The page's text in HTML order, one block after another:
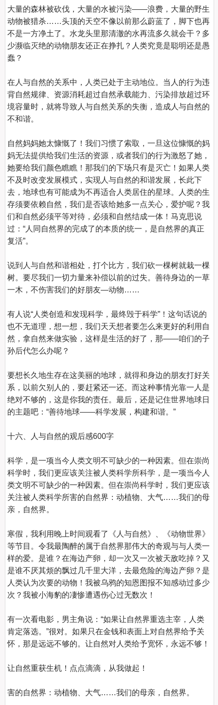
大量的森林被砍伐，大量的水被污染——浪费，大量的野生
动物被猎杀……头顶的天空不像以前那么蔚蓝了，脚下也再
不是一方净土了。水龙头里那清澈的水再流多久就会干？多
少濒临灭绝的动物朋友还正在挣扎？人类究竟是聪明还是愚
蠢？
在人与自然的关系中，人类已处于主动地位。当人的行为违
背自然规律、资源消耗超过自然承载能力、污染排放超过环
境容量时，就将导致人与自然关系的失衡，造成人与自然的
不和谐。
自然妈妈她太慷慨了！我们习惯了索取，一旦这位慷慨的妈
妈无法提供给我们生活的资源，或者我们的行为激怒了她，
她要给我们颜色瞧瞧！那我们的下场只有是灭亡！如果人类
不及时改变发展模式，实现人与自然的和谐发展，长此下
去，地球也有可能成为不再适合人类居住的星球。人类的生
存须要依赖自然，我们是否该给她多一点关心，爱护呢？我
们和自然必须平等对待，必须和自然结成一体！马克思说
过：“人同自然界的完成了的本质的统一，是自然界的真正
复活”。
说到人与自然和谐相处，打个比方，我们砍一棵树就栽一棵
树。要尽我们一切力量来补偿以前的过失。善待身边的一草
一木，不伤害我们的好朋友—动物……
有人说“人类创造和发现科学，最终毁于科学”！这句话说的
也不无道理，想一想，我们天天想者要怎么来更好的利用自
然，拿自然来做实验，这样是生活的好了，那——咱们的子
孙后代怎么办呢？
要想长久地生存在这美丽的地球，就得和身边的朋友打好关
系，以前欠别人的，要赶紧还一还。而这种事情光靠一人是
绝对不够的，这是你我的责任。最后，还是记住世界地球日
的主题吧：“善待地球——科学发展，构建和谐。”
十六、人与自然的观后感600字
科学，是一项当今人类文明不可缺少的一种因素。但在崇尚
科学时，我们更应该关注被人类科学所科学，是一项当今人
类文明不可缺少的一种因素。但在崇尚科学时，我们更应该
关注被人类科学所害的自然界：动植物、大气……我们的母
亲，自然界。
寒假，我利用晚上时间观看了《人与自然》、《动物世界》
等节目。令我最陶醉的属于自然界那伟大的奇观与与人类一
样的爱。是谁？在海边产卵，却一次又一次被天敌吃掉？又
是谁不厌其烦的飘过几千里大洋，去最危险的海边产卵？是
人类认为次要的动物！我被乌鸦的知恩图报不知感动过多少
次？我被小海豹的凄惨遭遇伤心过无数次！
有一次看电影，男主角说：“如果让自然界重选主宰，人类
肯定落选。”很对。如果只在金钱和表面上对自然界给予关
怀，那是远远不够的。让自然对人类给予宽怀，永远不够！
让自然重获生机！点点滴滴，从我做起！
害的自然界：动植物、大气……我们的母亲，自然界。